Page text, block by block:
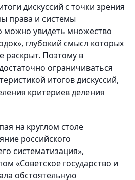
дискуссий с точки зрения
права и системы
можно увидеть множество
глубокий смысл которых
раскрыт. Поэтому в
ограничиваться
итогов дискуссий,
критериев деления
на круглом столе
российского
систематизация»,
«Советское государство и
обстоятельную